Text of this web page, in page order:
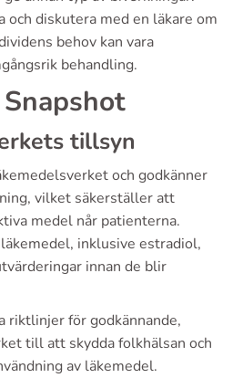
diskutera med en läkare om
behov kan vara
behandling.
tillsyn
och godkänner
vilket säkerställer att
medel når patienterna.
inklusive estradiol,
innan de blir
riktlinjer för godkännande,
till att skydda folkhälsan och
av läkemedel.